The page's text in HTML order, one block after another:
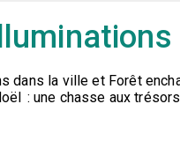
dans la ville et Forêt
: une chasse aux